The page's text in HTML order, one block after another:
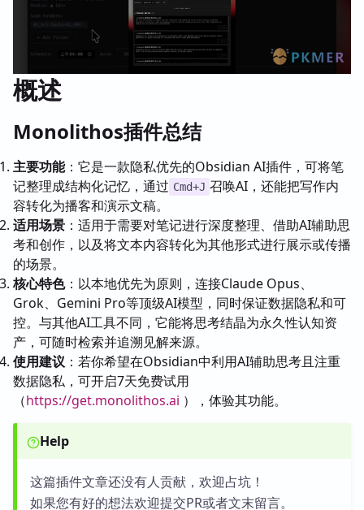
概述
Monolithos插件总结
主要功能：它是一款隐私优先的Obsidian AI插件，可将笔
记整理成结构化记忆，通过 Cmd+J 召唤AI，还能把写作内
容转化为播客和演示文稿。
适用场景 ：适用于需要对笔记进行深度整理、借助AI辅助思
考和创作，以及将文本内容转化为其他形式进行展示或传播
的场景。
核心特色：以本地优先为原则，连接Claude Opus、
Grok、Gemini Pro等顶级AI模型，同时保证数据隐私和可
控。与其他AI工具不同，它能将思考结晶为永久性认知资
产，可随时检索并追溯见解来源。
使用建议 ：若你希望在Obsidian中利用AI辅助思考且注重
数据隐私，可开启7天免费试用
（https://get.monolithos.ai ），体验其功能。
Help
这篇插件文章还没有人贡献，欢迎占坑！
如果您有好的想法欢迎提交PR或者文末留言。